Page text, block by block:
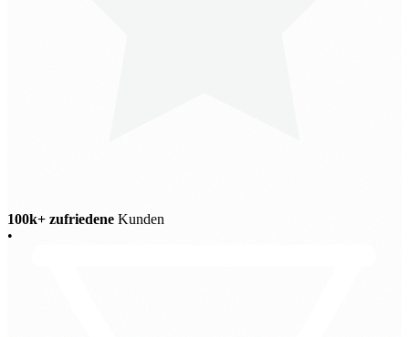
100k+ zufriedene Kunden
•